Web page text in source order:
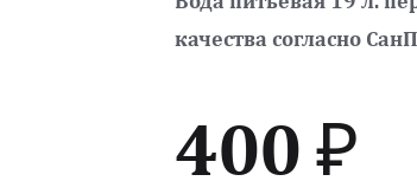
качества согласно
400 ₽